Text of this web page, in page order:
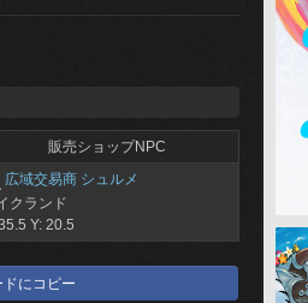
販売ショップNPC
広域交易商 シュルメ
クランド
Y: 20.5
にコピー